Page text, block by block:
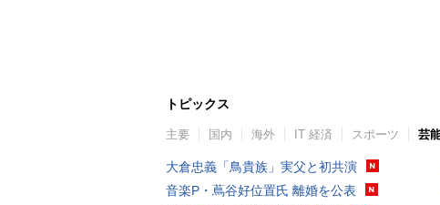
トピックス
主要 国内 海外 IT 経済 スポーツ 芸
大倉忠義「鳥貴族」実父と初共演
音楽P・蔦谷好位置氏 離婚を公表